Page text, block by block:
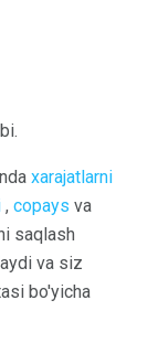
xarajatlarni
, copays va
saqlash
va siz
bo'yicha